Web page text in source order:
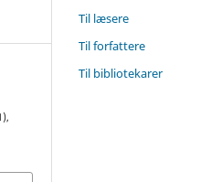
Til læsere
Til forfattere
Til bibliotekarer